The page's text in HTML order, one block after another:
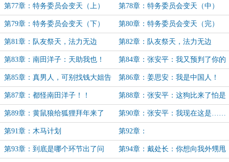
第77章：特务委员会变天（上） 第78章：特务委员会变天（中）
第79章：特务委员会变天（下） 第80章：特务委员会变天（完）
第81章：队友祭天，法力无边
（上）
第82章：队友祭天，法力无边
（下）
第83章：南田洋子：天助我也！ 第84章：张安平：我又预判了你的
预判！
第85章：真男人，可别找钱大姐告
状！
第86章：姜思安：我是中国人！
第87章：都怪南田洋子！！ 第88章：张安平：这狗比来了怕是
没好事啊！
第89章：黄鼠狼给狐狸拜年来了 第90章：张安平：我现在这是……
有几重身份来着？
第91章：木马计划 第92章：
第93章：到底是哪个环节出了问 第94章：戴处长：你想向我外甥甩